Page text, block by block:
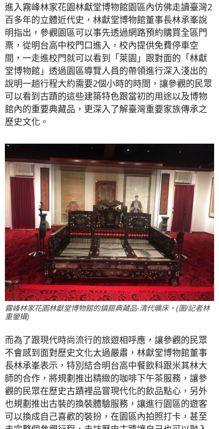
進入霧峰林家花園林獻堂博物館園區內仿佛走讀臺灣2
百多年的立體近代史，林獻堂博物館董事長林承峯說
明指出，參觀園區可以事先透過網路預約購買全區門
票，從明台高中校門口進入，校內提供免費停車空
間，一走進校門就可以看到「萊園」跟對面的「林獻
堂博物館」透過園區導覽人員的帶領進行深入淺出的
說明一趟行程大約需要2個小時的時間，讓參觀的民眾
可以看到古蹟的這些建築特色跟當初的用途以及博物
館內的重要典藏品，更深入了解臺灣重要家族傳承之
歷史文化。
霧峰林家花園林獻堂博物館的鎮館典藏品-清代曠床。(圖/記者林
重鎣攝)
而為了跟現代時尚流行的旅遊相呼應，讓參觀的民眾
不會感到面對歷史文化太過嚴肅，林獻堂博物館董事
長林承峯表示，特別結合明台高中餐飲科跟米其林大
師的合作，將規劃推出精緻的咖啡下午茶服務，讓參
觀的民眾在歷史古蹟裡品嘗現代化的飲品點心，另外
也規劃推出古裝的換裝體驗服務，讓進行園區的遊客
可以換成自己喜歡的裝扮，在園區內拍照打卡，甚至